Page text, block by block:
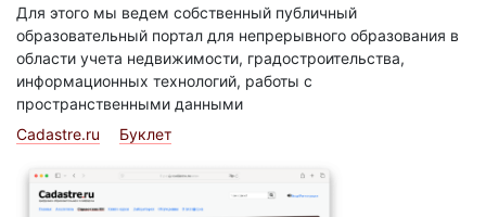
Для этого мы ведем собственный публичный
образовательный портал для непрерывного образования в
области учета недвижимости, градостроительства,
информационных технологий, работы с
пространственными данными
Cadastre.ru
Буклет